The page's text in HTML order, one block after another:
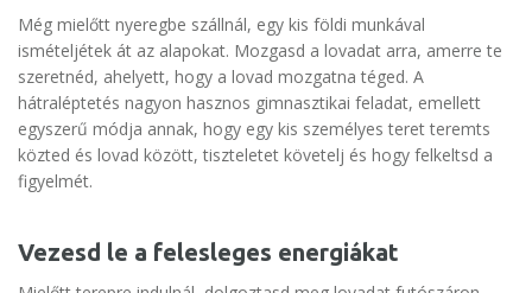
Még mielőtt nyeregbe szállnál, egy kis földi munkával
ismételjétek át az alapokat. Mozgasd a lovadat arra, amerre te
szeretnéd, ahelyett, hogy a lovad mozgatna téged. A
hátraléptetés nagyon hasznos gimnasztikai feladat, emellett
egyszerű módja annak, hogy egy kis személyes teret teremts
közted és lovad között, tiszteletet követelj és hogy felkeltsd a
figyelmét.
Vezesd le a felesleges energiákat